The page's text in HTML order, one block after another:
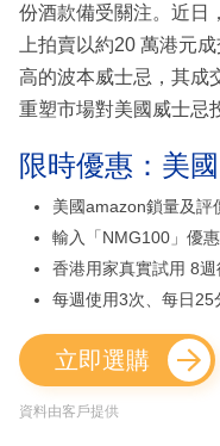
份酒款備受關注。近日
上拍賣以約20 萬港元
高的波本威士忌，其成
重塑市場對美國威士忌
限時優惠：美
美國amazon鎖量及評
輸入「NMG100」優
香港用家真實試用 8
每週使用3次、每日25
立即選購
資料由客戶提供